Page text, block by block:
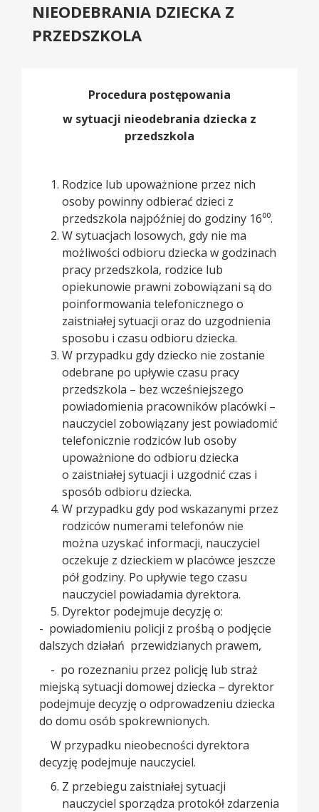
NIEODEBRANIA DZIECKA Z
PRZEDSZKOLA
Procedura postępowania
w sytuacji nieodebrania dziecka z
przedszkola
Rodzice lub upoważnione przez nich
osoby powinny odbierać dzieci z
przedszkola najpóźniej do godziny 16⁰⁰.
W sytuacjach losowych, gdy nie ma
możliwości odbioru dziecka w godzinach
pracy przedszkola, rodzice lub
opiekunowie prawni zobowiązani są do
poinformowania telefonicznego o
zaistniałej sytuacji oraz do uzgodnienia
sposobu i czasu odbioru dziecka.
W przypadku gdy dziecko nie zostanie
odebrane po upływie czasu pracy
przedszkola – bez wcześniejszego
powiadomienia pracowników placówki –
nauczyciel zobowiązany jest powiadomić
telefonicznie rodziców lub osoby
upoważnione do odbioru dziecka
o zaistniałej sytuacji i uzgodnić czas i
sposób odbioru dziecka.
W przypadku gdy pod wskazanymi przez
rodziców numerami telefonów nie
można uzyskać informacji, nauczyciel
oczekuje z dzieckiem w placówce jeszcze
pół godziny. Po upływie tego czasu
nauczyciel powiadamia dyrektora.
Dyrektor podejmuje decyzję o:
- powiadomieniu policji z prośbą o podjęcie
dalszych działań przewidzianych prawem,
- po rozeznaniu przez policję lub straż
miejską sytuacji domowej dziecka – dyrektor
podejmuje decyzję o odprowadzeniu dziecka
do domu osób spokrewnionych.
W przypadku nieobecności dyrektora
decyzję podejmuje nauczyciel.
Z przebiegu zaistniałej sytuacji
nauczyciel sporządza protokół zdarzenia